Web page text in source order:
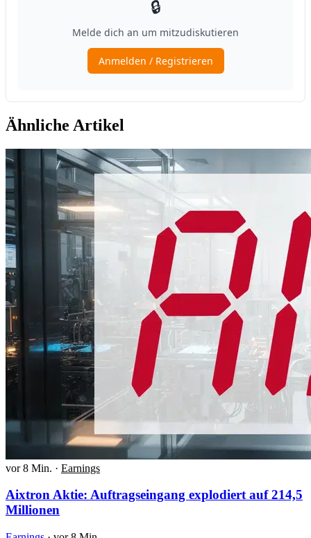
Ähnliche Artikel
vor 8 Min. · Earnings
Aixtron Aktie: Auftragseingang explodiert auf 214,5
Millionen